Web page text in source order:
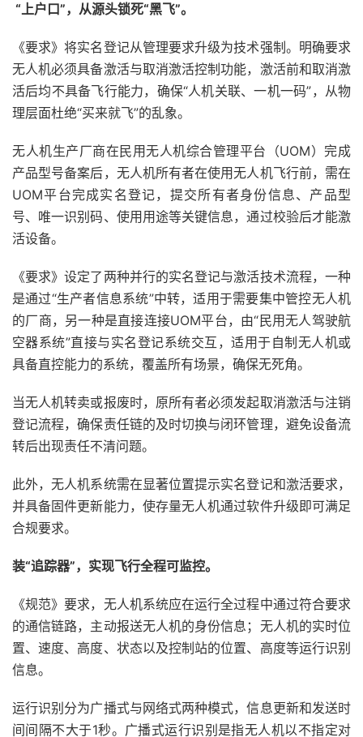
“上户口”，从源头锁死“黑飞”。
《要求》将实名登记从管理要求升级为技术强制。明确要求
无人机必须具备激活与取消激活控制功能，激活前和取消激
活后均不具备飞行能力，确保“人机关联、一机一码”，从物
理层面杜绝“买来就飞”的乱象。
无人机生产厂商在民用无人机综合管理平台（UOM）完成
产品型号备案后，无人机所有者在使用无人机飞行前，需在
UOM平台完成实名登记，提交所有者身份信息、产品型
号、唯一识别码、使用用途等关键信息，通过校验后才能激
活设备。
《要求》设定了两种并行的实名登记与激活技术流程，一种
是通过“生产者信息系统”中转，适用于需要集中管控无人机
的厂商，另一种是直接连接UOM平台，由“民用无人驾驶航
空器系统”直接与实名登记系统交互，适用于自制无人机或
具备直控能力的系统，覆盖所有场景，确保无死角。
当无人机转卖或报废时，原所有者必须发起取消激活与注销
登记流程，确保责任链的及时切换与闭环管理，避免设备流
转后出现责任不清问题。
此外，无人机系统需在显著位置提示实名登记和激活要求，
并具备固件更新能力，使存量无人机通过软件升级即可满足
合规要求。
装“追踪器”，实现飞行全程可监控。
《规范》要求，无人机系统应在运行全过程中通过符合要求
的通信链路，主动报送无人机的身份信息；无人机的实时位
置、速度、高度、状态以及控制站的位置、高度等运行识别
信息。
运行识别分为广播式与网络式两种模式，信息更新和发送时
间间隔不大于1秒。广播式运行识别是指无人机以不指定对